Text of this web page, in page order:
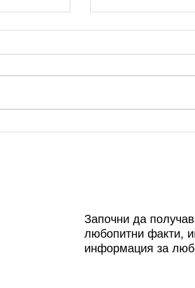
Започни да
любопитни факти,
информация за